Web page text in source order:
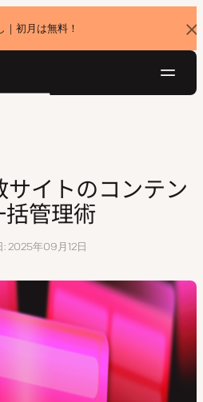
初月は無料！
バ
ナ
ョ
ツ＆メディア一括管理術
イトのコンテン
管理術
2025年09月12日